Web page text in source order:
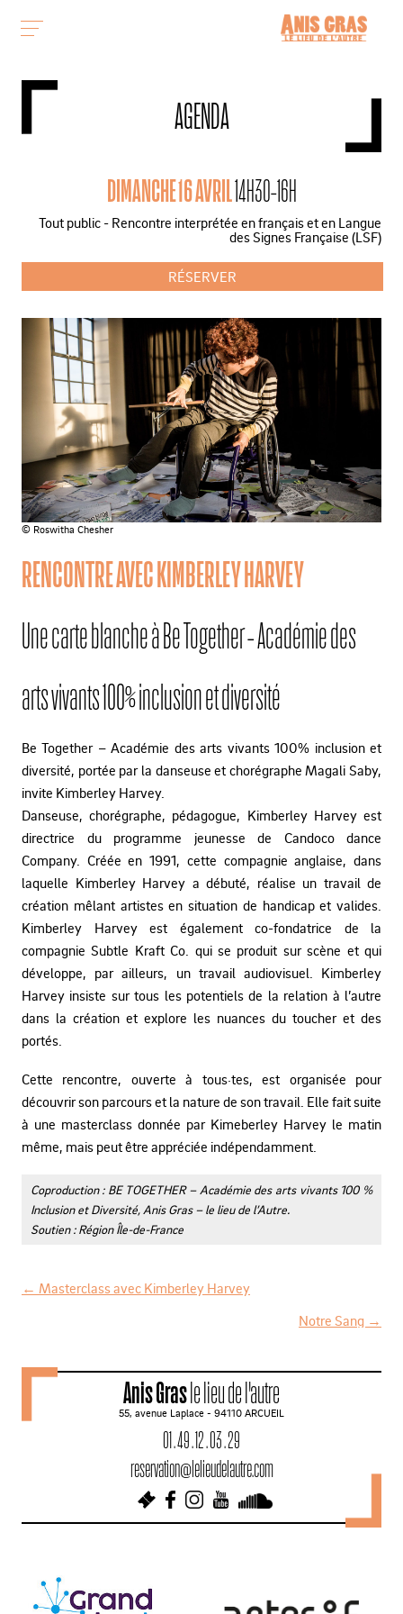
AGENDA
DIMANCHE 16 AVRIL14H30-16H
Tout public - Rencontre interprétée en français et en Langue
des Signes Française (LSF)
RÉSERVER
© Roswitha Chesher
RENCONTRE AVEC KIMBERLEY HARVEY
Une carte blanche à Be Together - Académie des
arts vivants 100% inclusion et diversité
Be Together – Académie des arts vivants 100% inclusion et
diversité, portée par la danseuse et chorégraphe Magali Saby,
invite Kimberley Harvey.
Danseuse, chorégraphe, pédagogue, Kimberley Harvey est
directrice du programme jeunesse de Candoco dance
Company. Créée en 1991, cette compagnie anglaise, dans
laquelle Kimberley Harvey a débuté, réalise un travail de
création mêlant artistes en situation de handicap et valides.
Kimberley Harvey est également co-fondatrice de la
compagnie Subtle Kraft Co. qui se produit sur scène et qui
développe, par ailleurs, un travail audiovisuel. Kimberley
Harvey insiste sur tous les potentiels de la relation à l’autre
dans la création et explore les nuances du toucher et des
portés.
Cette rencontre, ouverte à tous·tes, est organisée pour
découvrir son parcours et la nature de son travail. Elle fait suite
à une masterclass donnée par Kimeberley Harvey le matin
même, mais peut être appréciée indépendamment.
Coproduction : BE TOGETHER – Académie des arts vivants 100 %
Inclusion et Diversité, Anis Gras – le lieu de l’Autre.
Soutien : Région Île-de-France
v
g
o
← Masterclass avec Kimberley Harvey
Notre Sang →
Anis Grasle lieu de l'autre
55, avenue Laplace - 94110 ARCUEIL
01 . 49 . 12 . 03 . 29
reservation@lelieudelautre.com